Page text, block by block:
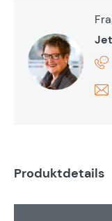
Produktdetails